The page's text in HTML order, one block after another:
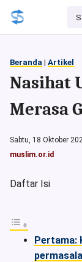
Beranda | Artikel
Nasihat
Merasa
Sabtu, 18 Oktober
muslim.or.id
Daftar Isi
Pertama: